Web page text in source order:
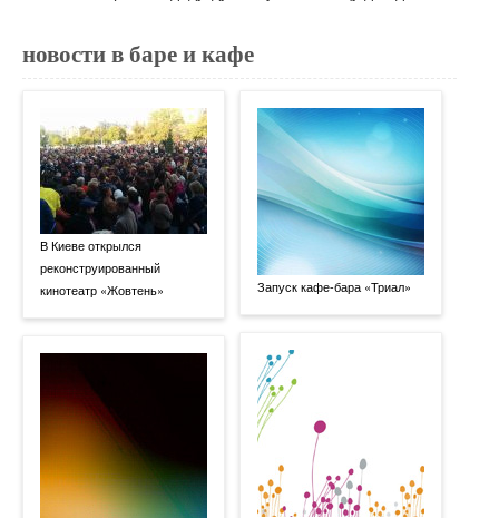
новости в баре и кафе
В Киеве открылся
реконструированный
кинотеатр «Жовтень»
Запуск кафе-бара «Триал»